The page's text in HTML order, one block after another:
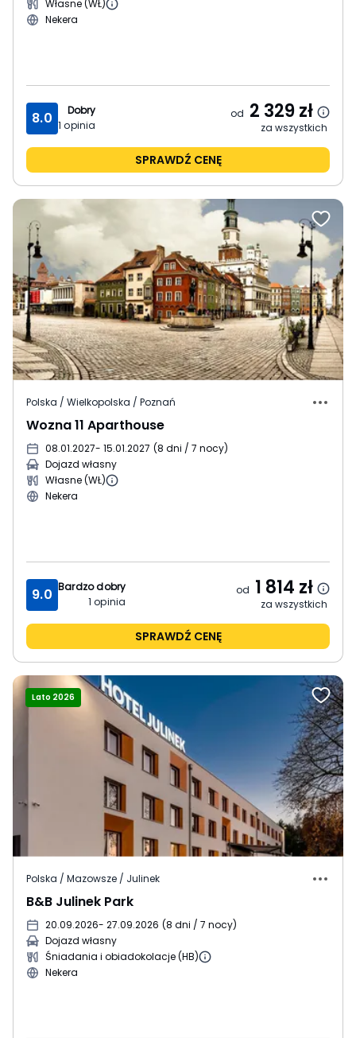
Własne (WŁ)
Nekera
8.0
Dobry
1 opinia
od 2 329zł
za wszystkich
SPRAWDŹ CENĘ
Polska / Wielkopolska / Poznań
Wozna 11 Aparthouse
08.01.2027- 15.01.2027 (8 dni / 7 nocy)
Dojazd własny
Własne (WŁ)
Nekera
9.0 Bardzo dobry
1 opinia
od 1 814 zł
za wszystkich
SPRAWDŹ CENĘ
Lato 2026
Polska / Mazowsze / Julinek
B&B Julinek Park
20.09.2026- 27.09.2026 (8 dni / 7 nocy)
Dojazd własny
Śniadania i obiadokolacje (HB)
Nekera